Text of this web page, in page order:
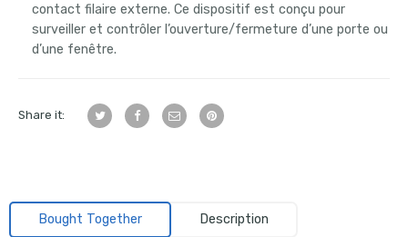
contact filaire externe. Ce dispositif est conçu pour
surveiller et contrôler l’ouverture/fermeture d’une porte ou
d’une fenêtre.
Share it:
Bought Together Description